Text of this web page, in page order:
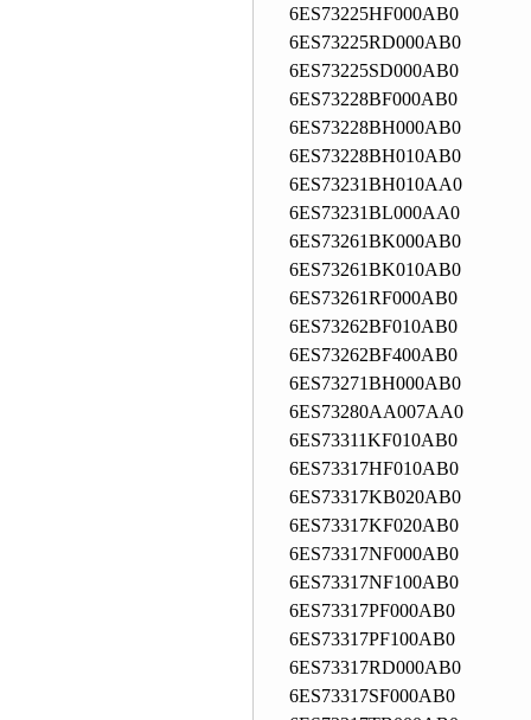
6ES73225HF000AB0
6ES73225RD000AB0
6ES73225SD000AB0
6ES73228BF000AB0
6ES73228BH000AB0
6ES73228BH010AB0
6ES73231BH010AA0
6ES73231BL000AA0
6ES73261BK000AB0
6ES73261BK010AB0
6ES73261RF000AB0
6ES73262BF010AB0
6ES73262BF400AB0
6ES73271BH000AB0
6ES73280AA007AA0
6ES73311KF010AB0
6ES73317HF010AB0
6ES73317KB020AB0
6ES73317KF020AB0
6ES73317NF000AB0
6ES73317NF100AB0
6ES73317PF000AB0
6ES73317PF100AB0
6ES73317RD000AB0
6ES73317SF000AB0